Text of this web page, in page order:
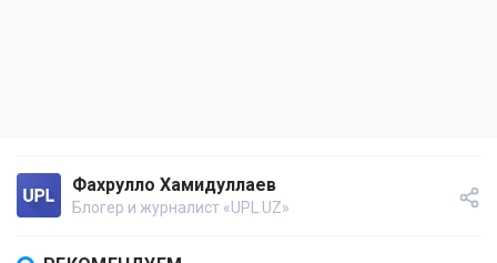
Фахрулло Хамидуллаев
Блогер и журналист «UPL.UZ»